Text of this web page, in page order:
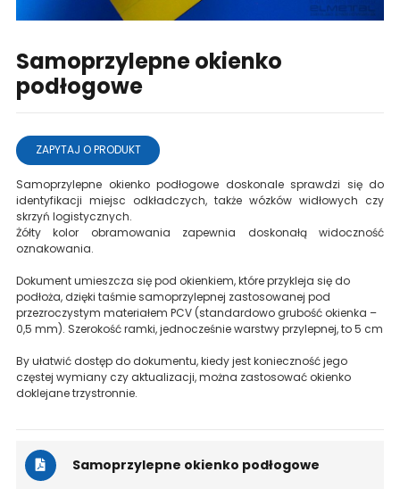
Samoprzylepne okienko
podłogowe
ZAPYTAJ O PRODUKT
Samoprzylepne okienko podłogowe doskonale sprawdzi się do
identyfikacji miejsc odkładczych, także wózków widłowych czy
skrzyń logistycznych.
Żółty kolor obramowania zapewnia doskonałą widoczność
oznakowania.
Dokument umieszcza się pod okienkiem, które przykleja się do
podłoża, dzięki taśmie samoprzylepnej zastosowanej pod
przezroczystym materiałem PCV (standardowo grubość okienka –
0,5 mm). Szerokość ramki, jednocześnie warstwy przylepnej, to 5 cm
By ułatwić dostęp do dokumentu, kiedy jest konieczność jego
częstej wymiany czy aktualizacji, można zastosować okienko
doklejane trzystronnie.
Samoprzylepne okienko podłogowe